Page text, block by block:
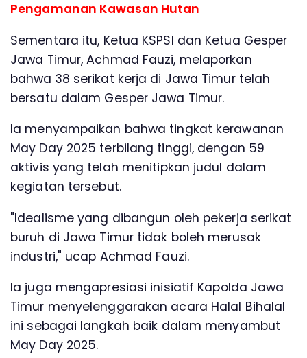
Pengamanan Kawasan Hutan
Sementara itu, Ketua KSPSI dan Ketua Gesper
Jawa Timur, Achmad Fauzi, melaporkan
bahwa 38 serikat kerja di Jawa Timur telah
bersatu dalam Gesper Jawa Timur.
Ia menyampaikan bahwa tingkat kerawanan
May Day 2025 terbilang tinggi, dengan 59
aktivis yang telah menitipkan judul dalam
kegiatan tersebut.
"Idealisme yang dibangun oleh pekerja serikat
buruh di Jawa Timur tidak boleh merusak
industri," ucap Achmad Fauzi.
Ia juga mengapresiasi inisiatif Kapolda Jawa
Timur menyelenggarakan acara Halal Bihalal
ini sebagai langkah baik dalam menyambut
May Day 2025.